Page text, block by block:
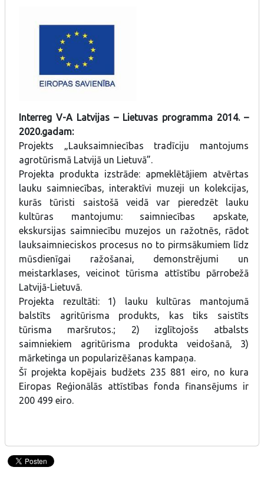
Interreg V-A Latvijas – Lietuvas programma 2014. –
2020.gadam:
Projekts „Lauksaimniecības tradīciju mantojums
agrotūrismā Latvijā un Lietuvā”.
Projekta produkta izstrāde: apmeklētājiem atvērtas
lauku saimniecības, interaktīvi muzeji un kolekcijas,
kurās tūristi saistošā veidā var pieredzēt lauku
kultūras mantojumu: saimniecības apskate,
ekskursijas saimniecību muzejos un ražotnēs, rādot
lauksaimnieciskos procesus no to pirmsākumiem līdz
mūsdienīgai ražošanai, demonstrējumi un
meistarklases, veicinot tūrisma attīstību pārrobežā
Latvijā-Lietuvā.
Projekta rezultāti: 1) lauku kultūras mantojumā
balstīts agritūrisma produkts, kas tiks saistīts
tūrisma maršrutos.; 2) izglītojošs atbalsts
saimniekiem agritūrisma produkta veidošanā, 3)
mārketinga un popularizēšanas kampaņa.
Šī projekta kopējais budžets 235 881 eiro, no kura
Eiropas Reģionālās attīstības fonda finansējums ir
200 499 eiro.